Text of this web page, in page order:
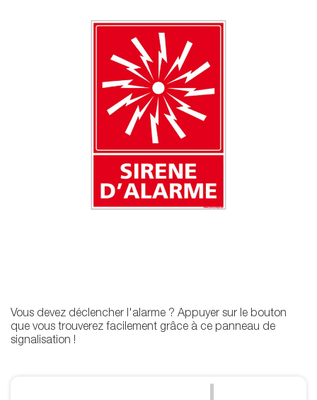
Vous devez déclencher l'alarme ? Appuyer sur le bouton
que vous trouverez facilement grâce à ce panneau de
signalisation !